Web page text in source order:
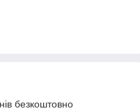
безкоштовно